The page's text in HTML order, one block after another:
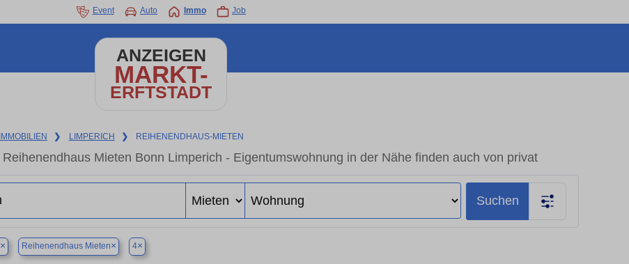
Event Auto Immo Job
ANZEIGEN
MARKT-
ERFTSTADT
IMMOBILIEN ❯ LIMPERICH ❯ REIHENENDHAUS-MIETEN
Reihenendhaus Mieten Bonn Limperich - Eigentumswohnung in der Nähe finden auch von privat
Suchen
× Reihenendhaus Mieten× 4×